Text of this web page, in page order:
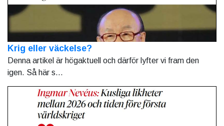
Krig eller väckelse?
Denna artikel är högaktuell och därför lyfter vi fram den
igen. Så här s...